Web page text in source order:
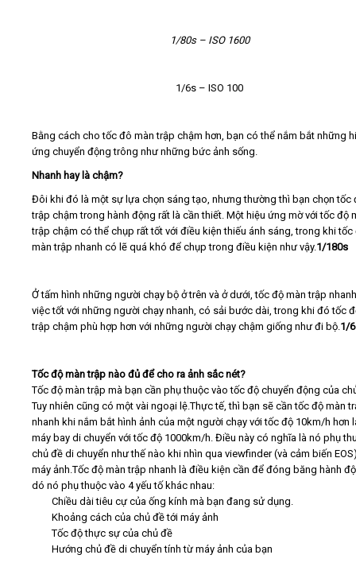
1/80s – ISO 1600
1/6s – ISO 100
Bằng cách cho tốc đô màn trập chậm hơn, bạn có thể nắm bắt những
ứng chuyển động trông như những bức ảnh sống.
Nhanh hay là chậm?
Đôi khi đó là một sự lựa chọn sáng tạo, nhưng thường thì bạn chọn tốc
trập chậm trong hành động rất là cần thiết. Một hiệu ứng mờ với tốc độ
trập chậm có thể chụp rất tốt với điều kiện thiếu ánh sáng, trong khi tốc
màn trập nhanh có lẽ quá khó để chụp trong điều kiện như vậy.1/180s
Ở tấm hình những người chạy bộ ở trên và ở dưới, tốc độ màn trập
việc tốt với những người chạy nhanh, có sải bước dài, trong khi đó tốc
trập chậm phù hợp hơn với những người chạy chậm giống như đi bộ.1/
Tốc độ màn trập nào đủ để cho ra ảnh sắc nét?
Tốc độ màn trập mà bạn cần phụ thuộc vào tốc độ chuyển động của
Tuy nhiên cũng có một vài ngoại lệ.Thực tế, thì bạn sẽ cần tốc độ màn
nhanh khi nắm bắt hình ảnh của một người chạy với tốc độ 10km/h hơn
máy bay di chuyển với tốc độ 1000km/h. Điều này có nghĩa là nó phụ
chủ đề di chuyển như thế nào khi nhìn qua viewfinder (và cảm biến
máy ảnh.Tốc độ màn trập nhanh là điều kiện cần để đóng băng hành
dó nó phụ thuộc vào 4 yếu tố khác nhau:
Chiều dài tiêu cự của ống kính mà bạn đang sử dụng.
Khoảng cách của chủ đề tới máy ảnh
Tốc độ thực sự của chủ đề
Hướng chủ đề di chuyển tính từ máy ảnh của bạn